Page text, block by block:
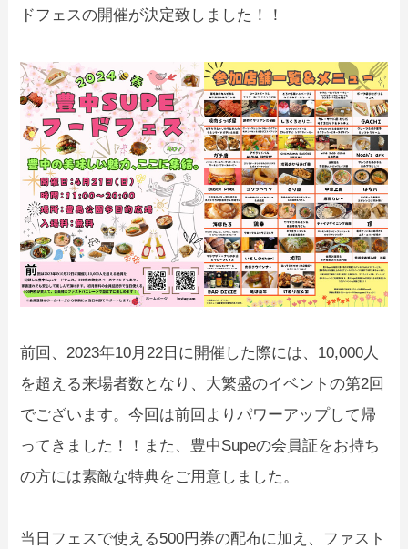
ドフェスの開催が決定致しました！！
前回、2023年10月22日に開催した際には、10,000人
を超える来場者数となり、大繁盛のイベントの第2回
でございます。今回は前回よりパワーアップして帰
ってきました！！また、豊中Supeの会員証をお持ち
の方には素敵な特典をご用意しました。
当日フェスで使える500円券の配布に加え、ファスト